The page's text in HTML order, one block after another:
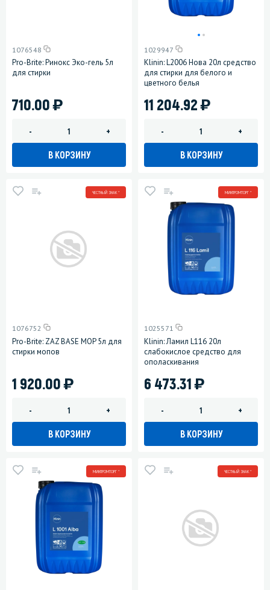
1076548
Pro-Brite: Ринокс Эко-гель 5л
для стирки
710.00)
- +
В КОРЗИНУ
1029947
Klinin: L2006 Нова 20л средство
для стирки для белого и
цветного белья
11 204.92)
- +
В КОРЗИНУ
ЧЕСТНЫЙ ЗНАК *
1076752
Pro-Brite: ZAZ BASE MOP 5л для
стирки мопов
1 920.00)
- +
В КОРЗИНУ
МИНПРОМТОРГ *
1025571
Klinin: Ламил L116 20л
слабокислое средство для
ополаскивания
6 473.31)
- +
В КОРЗИНУ
МИНПРОМТОРГ * ЧЕСТНЫЙ ЗНАК *